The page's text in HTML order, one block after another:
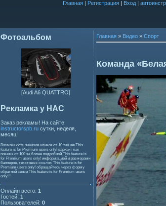
Главная| Регистрация| Вход|
Фотоальбом
[Audi A6 QUATTRO]
Рекламка у НАС
Заказ рекламы! На сайте
instructorspb.ru сутки, неделя,
месяц!
Возможность заказов кликов от 10 так же This
feature is for Premium users only! вариант как
показы от 100 за более подробной This feature is
for Premium users only! информацией и размерами
баннеров, текстовых ссылок This feature is for
Premium users only! обращайтесь через форму
обратной связи This feature is for Premium users
only! !
Онлайн всего: 1
Гостей: 1
Пользователей: 0
Главная » Видео » Спорт
Команда